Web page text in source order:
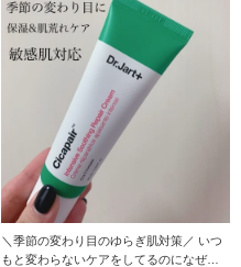
＼季節の変わり目のゆらぎ肌対策／ いつ
もと変わらないケアをしてるのになぜか